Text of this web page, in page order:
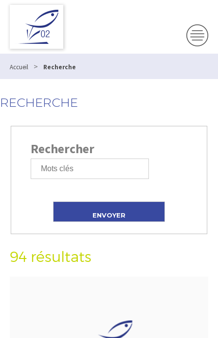
Accueil > Recherche
RECHERCHE
Rechercher
94 résultats